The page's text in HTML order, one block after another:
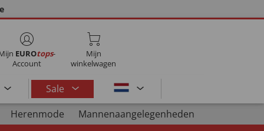
EUROtops-
Account
Mijn
winkelwagen
Sale
Herenmode
Mannenaangelegenheden